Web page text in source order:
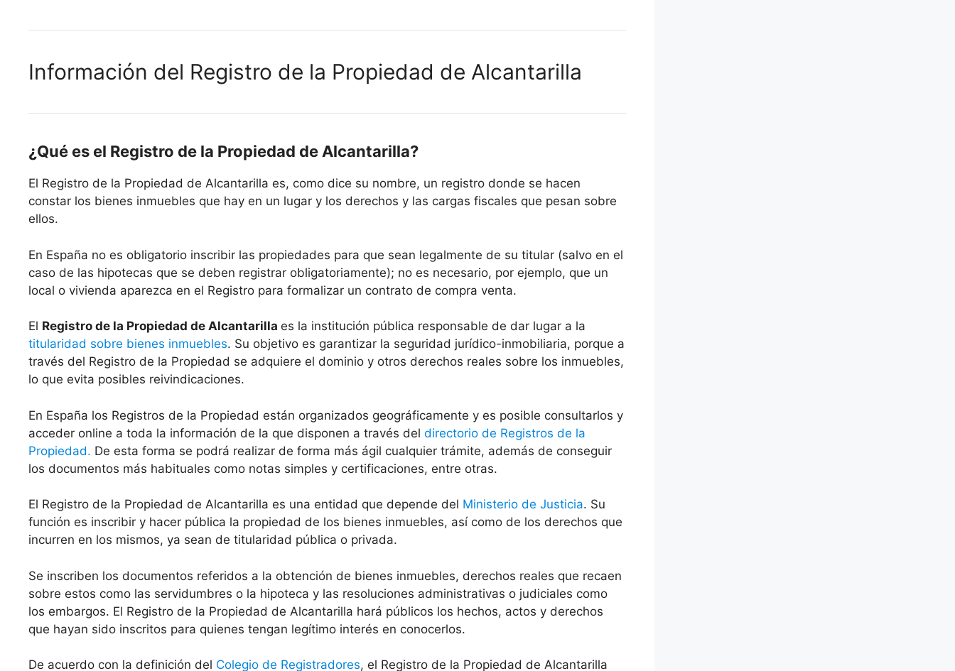
Información del Registro de la Propiedad de Alcantarilla
¿Qué es el Registro de la Propiedad de Alcantarilla?
El Registro de la Propiedad de Alcantarilla es, como dice su nombre, un registro donde se hacen
constar los bienes inmuebles que hay en un lugar y los derechos y las cargas fiscales que pesan sobre
ellos.
En España no es obligatorio inscribir las propiedades para que sean legalmente de su titular (salvo en el
caso de las hipotecas que se deben registrar obligatoriamente); no es necesario, por ejemplo, que un
local o vivienda aparezca en el Registro para formalizar un contrato de compra venta.
El Registro de la Propiedad de Alcantarilla es la institución pública responsable de dar lugar a la
titularidad sobre bienes inmuebles. Su objetivo es garantizar la seguridad jurídico-inmobiliaria, porque a
través del Registro de la Propiedad se adquiere el dominio y otros derechos reales sobre los inmuebles,
lo que evita posibles reivindicaciones.
En España los Registros de la Propiedad están organizados geográficamente y es posible consultarlos y
acceder online a toda la información de la que disponen a través del directorio de Registros de la
Propiedad. De esta forma se podrá realizar de forma más ágil cualquier trámite, además de conseguir
los documentos más habituales como notas simples y certificaciones, entre otras.
El Registro de la Propiedad de Alcantarilla es una entidad que depende del Ministerio de Justicia. Su
función es inscribir y hacer pública la propiedad de los bienes inmuebles, así como de los derechos que
incurren en los mismos, ya sean de titularidad pública o privada.
Se inscriben los documentos referidos a la obtención de bienes inmuebles, derechos reales que recaen
sobre estos como las servidumbres o la hipoteca y las resoluciones administrativas o judiciales como
los embargos. El Registro de la Propiedad de Alcantarilla hará públicos los hechos, actos y derechos
que hayan sido inscritos para quienes tengan legítimo interés en conocerlos.
De acuerdo con la definición del Colegio de Registradores, el Registro de la Propiedad de Alcantarilla